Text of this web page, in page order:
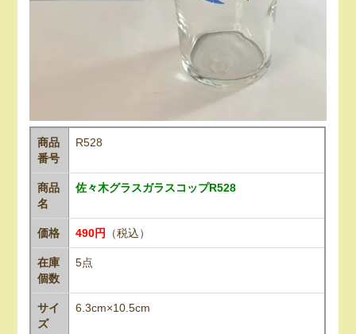
商品
番号
R528
商品
名
佐々木グラスガラスコップR528
価格 490円 （税込）
在庫
個数
5点
サイ
ズ
6.3cm×10.5cm